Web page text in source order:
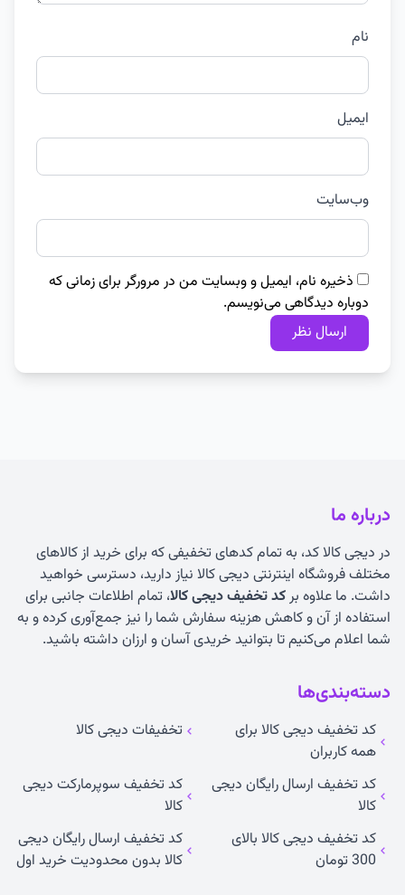
نام
ایمیل
وب‌سایت
ذخیره نام، ایمیل و وبسایت من در مرورگر برای زمانی که
دوباره دیدگاهی می‌نویسم.
درباره ما
در دیجی کالا کد، به تمام کدهای تخفیفی که برای خرید از کالاهای
مختلف فروشگاه اینترنتی دیجی کالا نیاز دارید، دسترسی خواهید
داشت. ما علاوه برکد تخفیف دیجی کالا، تمام اطلاعات جانبی برای
استفاده از آن و کاهش هزینه سفارش شما را نیز جمع‌آوری کرده و به
شما اعلام می‌کنیم تا بتوانید خریدی آسان و ارزان داشته باشید.
دسته‌بندی‌ها
کد تخفیف دیجی کالا برای
همه کاربران
تخفیفات دیجی کالا
کد تخفیف ارسال رایگان دیجی
کالا
کد تخفیف سوپرمارکت دیجی
کالا
کد تخفیف دیجی کالا بالای
300 تومان
کد تخفیف ارسال رایگان دیجی
کالا بدون محدودیت خرید اول